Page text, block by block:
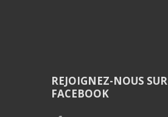
REJOIGNEZ-NOUS SUR
FACEBOOK